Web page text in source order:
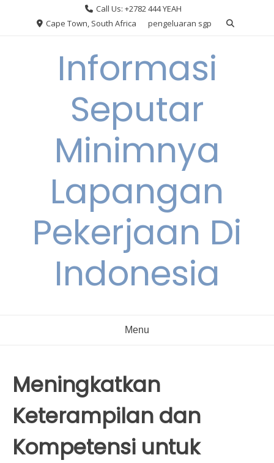
Call Us: +2782 444 YEAH
Cape Town, South Africa
pengeluaran sgp
Informasi
Seputar
Minimnya
Lapangan
Pekerjaan Di
Indonesia
Menu
Meningkatkan
Keterampilan dan
Kompetensi untuk